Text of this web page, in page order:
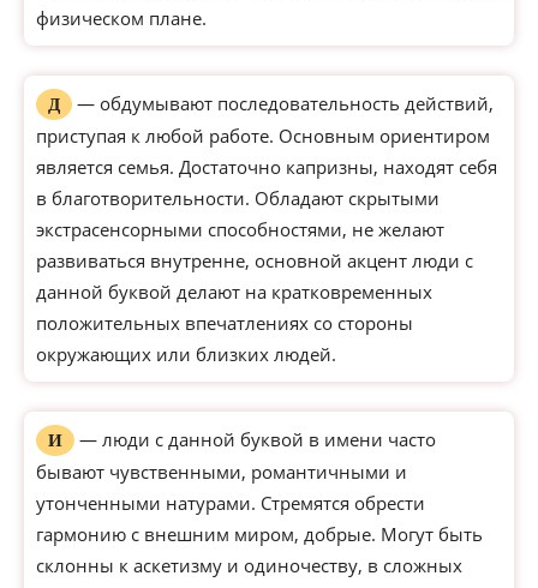
физическом плане.
Д
— обдумывают последовательность действий,
приступая к любой работе. Основным ориентиром
является семья. Достаточно капризны, находят себя
в благотворительности. Обладают скрытыми
экстрасенсорными способностями, не желают
развиваться внутренне, основной акцент люди с
данной буквой делают на кратковременных
положительных впечатлениях со стороны
окружающих или близких людей.
И
— люди с данной буквой в имени часто
бывают чувственными, романтичными и
утонченными натурами. Стремятся обрести
гармонию с внешним миром, добрые. Могут быть
склонны к аскетизму и одиночеству, в сложных